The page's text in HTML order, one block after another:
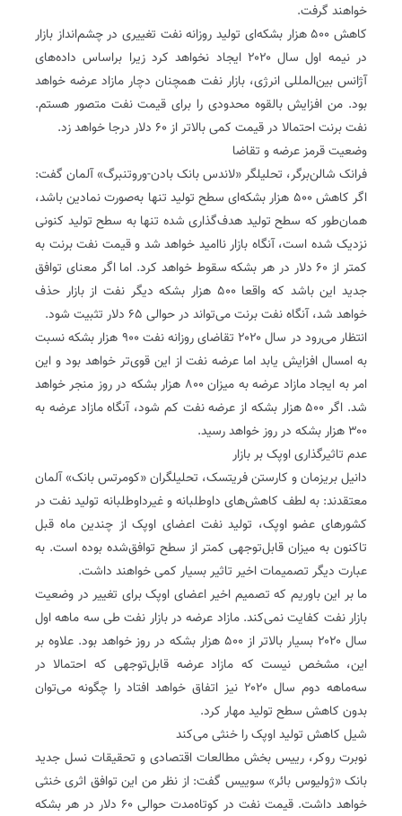
خواهند گرفت.
کاهش ۵۰۰ هزار بشکه‌ای تولید روزانه نفت تغییری در چشم‌انداز بازار
در نیمه اول سال ۲۰۲۰ ایجاد نخواهد کرد زیرا براساس داده‌های
آژانس بین‌المللی انرژی، بازار نفت همچنان دچار مازاد عرضه خواهد
بود. من افزایش بالقوه محدودی را برای قیمت نفت متصور هستم.
نفت برنت احتمالا در قیمت کمی بالاتر از ۶۰ دلار درجا خواهد زد.
وضعیت قرمز عرضه و تقاضا
فرانک شالن‌برگر، تحلیلگر «لاندس بانک بادن-وروتنبرگ» آلمان گفت:
اگر کاهش ۵۰۰ هزار بشکه‌ای سطح تولید تنها به‌صورت نمادین باشد،
همان‌طور که سطح تولید هدف‌گذاری شده تنها به سطح تولید کنونی
نزدیک شده است، آنگاه بازار ناامید خواهد شد و قیمت نفت برنت به
کمتر از ۶۰ دلار در هر بشکه سقوط خواهد کرد. اما اگر معنای توافق
جدید این باشد که واقعا ۵۰۰ هزار بشکه دیگر نفت از بازار حذف
خواهد شد، آنگاه نفت برنت می‌تواند در حوالی ۶۵ دلار تثبیت شود.
انتظار می‌رود در سال ۲۰۲۰ تقاضای روزانه نفت ۹۰۰ هزار بشکه نسبت
به امسال افزایش یابد اما عرضه نفت از این قوی‌تر خواهد بود و این
امر به ایجاد مازاد عرضه به میزان ۸۰۰ هزار بشکه در روز منجر خواهد
شد. اگر ۵۰۰ هزار بشکه از عرضه نفت کم شود، آنگاه مازاد عرضه به
۳۰۰ هزار بشکه در روز خواهد رسید.
عدم تاثیرگذاری اوپک بر بازار
دانیل بریزمان و کارستن فریتسک، تحلیلگران «کومرتس بانک» آلمان
معتقدند: به لطف کاهش‌های داوطلبانه و غیرداوطلبانه تولید نفت در
کشورهای عضو اوپک، تولید نفت اعضای اوپک از چندین ماه قبل
تاکنون به میزان قابل‌توجهی کمتر از سطح توافق‌شده بوده است. به
عبارت دیگر تصمیمات اخیر تاثیر بسیار کمی خواهند داشت.
ما بر این باوریم که تصمیم اخیر اعضای اوپک برای تغییر در وضعیت
بازار نفت کفایت نمی‌کند. مازاد عرضه در بازار نفت طی سه ماهه اول
سال ۲۰۲۰ بسیار بالاتر از ۵۰۰ هزار بشکه در روز خواهد بود. علاوه بر
این، مشخص نیست که مازاد عرضه قابل‌توجهی که احتمالا در
سه‌ماهه دوم سال ۲۰۲۰ نیز اتفاق خواهد افتاد را چگونه می‌توان
بدون کاهش سطح تولید مهار کرد.
شیل کاهش تولید اوپک را خنثی می‌کند
نوبرت روکر، رییس بخش مطالعات اقتصادی و تحقیقات نسل جدید
بانک «ژولیوس بائر» سوییس گفت: از نظر من این توافق اثری خنثی
خواهد داشت. قیمت نفت در کوتاه‌مدت حوالی ۶۰ دلار در هر بشکه